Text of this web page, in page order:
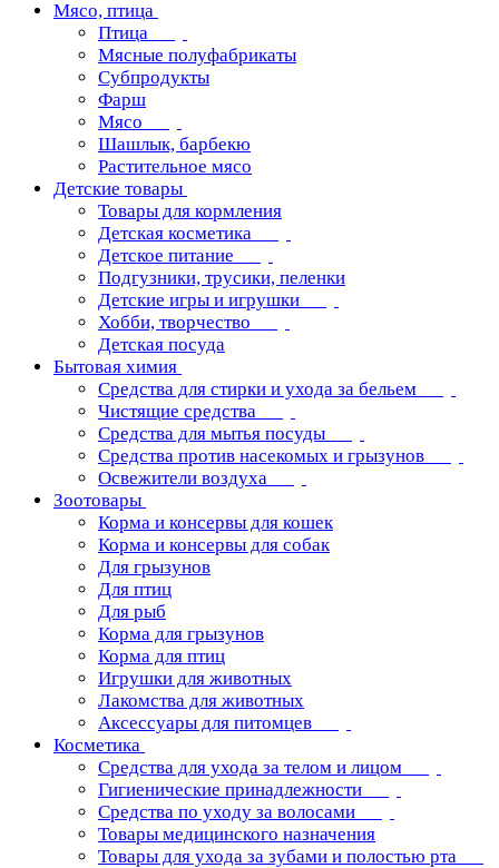
Мясо, птица
Птица
Мясные полуфабрикаты
Субпродукты
Фарш
Мясо
Шашлык, барбекю
Растительное мясо
Детские товары
Товары для кормления
Детская косметика
Детское питание
Подгузники, трусики, пеленки
Детские игры и игрушки
Хобби, творчество
Детская посуда
Бытовая химия
Средства для стирки и ухода за бельем
Чистящие средства
Средства для мытья посуды
Средства против насекомых и грызунов
Освежители воздуха
Зоотовары
Корма и консервы для кошек
Корма и консервы для собак
Для грызунов
Для птиц
Для рыб
Корма для грызунов
Корма для птиц
Игрушки для животных
Лакомства для животных
Аксессуары для питомцев
Косметика
Средства для ухода за телом и лицом
Гигиенические принадлежности
Средства по уходу за волосами
Товары медицинского назначения
Товары для ухода за зубами и полостью рта